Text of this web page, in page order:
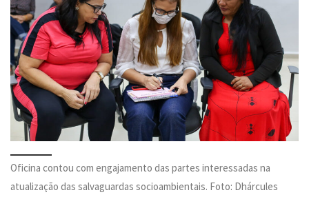
Oficina contou com engajamento das partes interessadas na
atualização das salvaguardas socioambientais. Foto: Dhárcules